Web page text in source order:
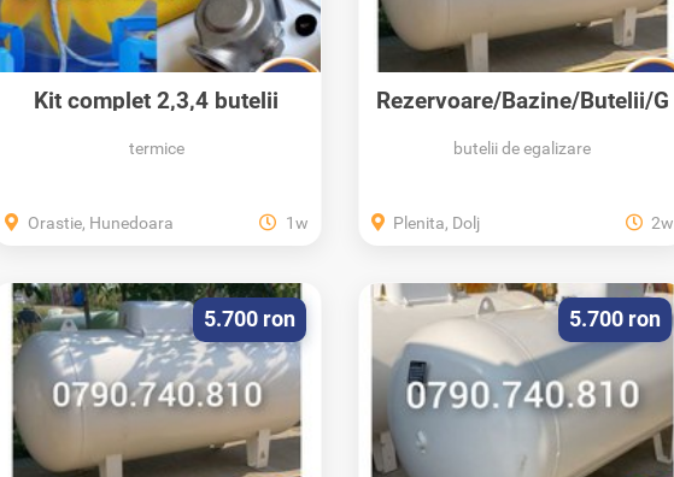
Kit complet 2,3,4 butelii
termice
Orastie, Hunedoara 1w
Rezervoare/Bazine/Butelii/G
butelii de egalizare
Plenita, Dolj 2w
5.700 ron 5.700 ron